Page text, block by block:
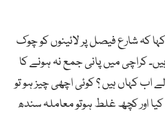
کہ شارع فیصل پر لائینوں کو چوک
کراچی میں پانی جمع نہ ہونے کا
اب کہاں ہیں ؟ کوئی اچھی چیز ہو تو
اور کچھ غلط ہوتو معاملہ سندھ